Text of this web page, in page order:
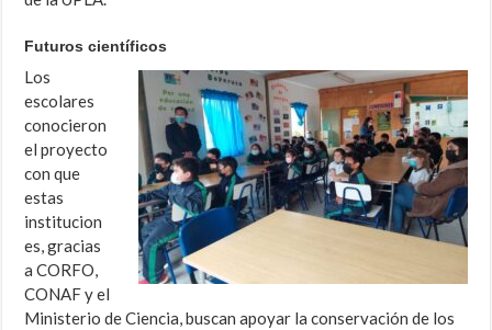
Futuros científicos
Los
escolares
conocieron
el proyecto
con que
estas
institucion
es, gracias
a CORFO,
CONAF y el
Ministerio de Ciencia, buscan apoyar la conservación de los